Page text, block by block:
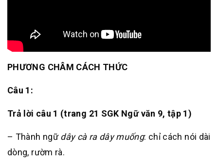
PHƯƠNG CHÂM CÁCH THỨC
Câu 1:
Trả lời câu 1 (trang 21 SGK Ngữ văn 9, tập 1)
– Thành ngữdây cà ra dây muống: chỉ cách nói dài
dòng, rườm rà.